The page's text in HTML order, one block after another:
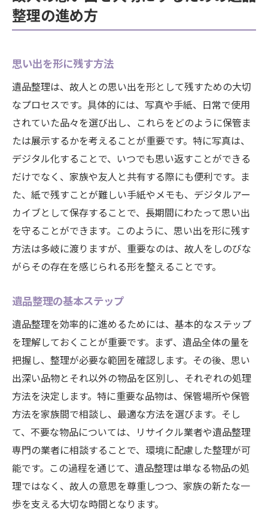
整理の進め方
思い出を形に残す方法
遺品整理は、故人との思い出を形として残すための大切
なプロセスです。具体的には、写真や手紙、日常で使用
されていた品々を選び出し、これらをどのように保管ま
たは展示するかを考えることが重要です。特に写真は、
デジタル化することで、いつでも思い返すことができる
だけでなく、家族や友人と共有する際にも便利です。ま
た、紙で残すことが難しい手紙やメモも、デジタルアー
カイブとして保存することで、長期間にわたって思い出
を守ることができます。このように、思い出を形に残す
方法は多岐に渡りますが、重要なのは、故人をしのびな
がらその存在を感じられる形を整えることです。
遺品整理の基本ステップ
遺品整理を効率的に進めるためには、基本的なステップ
を理解しておくことが重要です。まず、遺品全体の量を
把握し、整理が必要な範囲を確認します。その後、思い
出深い品物とそれ以外の物品を区別し、それぞれの処理
方法を決定します。特に重要な品物は、保管場所や保管
方法を家族間で相談し、最適な方法を選びます。そし
て、不要な物品については、リサイクル業者や遺品整理
専門の業者に相談することで、環境に配慮した整理が可
能です。この過程を通じて、遺品整理は単なる物品の処
理ではなく、故人の意思を尊重しつつ、家族の新たな一
歩を支える大切な時間となります。